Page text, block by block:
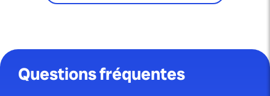
Questions fréquentes